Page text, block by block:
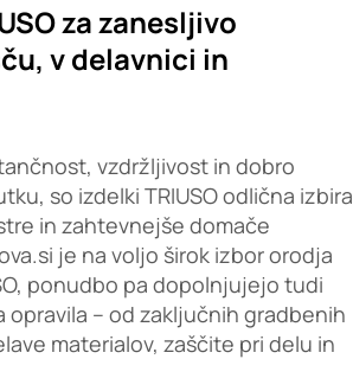
za zanesljivo
v delavnici in
vzdržljivost in dobro
so izdelki TRIUSO odlična izbira
in zahtevnejše domače
je na voljo širok izbor orodja
ponudbo pa dopolnjujejo tudi
opravila – od zaključnih gradbenih
materialov, zaščite pri delu in